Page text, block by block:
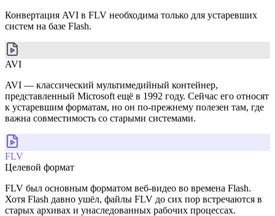
Конвертация AVI в FLV необходима только для устаревших
систем на базе Flash.
AVI
AVI — классический мультимедийный контейнер,
представленный Microsoft ещё в 1992 году. Сейчас его относят
к устаревшим форматам, но он по-прежнему полезен там, где
важна совместимость со старыми системами.
FLV
Целевой формат
FLV был основным форматом веб-видео во времена Flash.
Хотя Flash давно ушёл, файлы FLV до сих пор встречаются в
старых архивах и унаследованных рабочих процессах.